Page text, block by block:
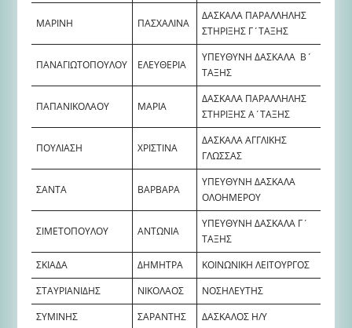
ΜΑΡΙΝΗ ΠΑΣΧΑΛΙΝΑ
ΔΑΣΚΑΛΑ ΠΑΡΑΛΛΗΛΗΣ
ΣΤΗΡΙΞΗΣ Γ΄ΤΑΞΗΣ
ΠΑΝΑΓΙΩΤΟΠΟΥΛΟΥ ΕΛΕΥΘΕΡΙΑ
ΥΠΕΥΘΥΝΗ ΔΑΣΚΑΛΑ Β΄
ΤΑΞΗΣ
ΠΑΠΑΝΙΚΟΛΑΟΥ ΜΑΡΙΑ
ΔΑΣΚΑΛΑ ΠΑΡΑΛΛΗΛΗΣ
ΣΤΗΡΙΞΗΣ Α΄ΤΑΞΗΣ
ΠΟΥΛΙΑΣΗ ΧΡΙΣΤΙΝΑ
ΔΑΣΚΑΛΑ ΑΓΓΛΙΚΗΣ
ΓΛΩΣΣΑΣ
ΣΑΝΤΑ ΒΑΡΒΑΡΑ
ΥΠΕΥΘΥΝΗ ΔΑΣΚΑΛΑ
ΟΛΟΗΜΕΡΟΥ
ΣΙΜΕΤΟΠΟΥΛΟΥ ΑΝΤΩΝΙΑ
ΥΠΕΥΘΥΝΗ ΔΑΣΚΑΛΑ Γ΄
ΤΑΞΗΣ
ΣΚΙΑΔΑ
ΔΗΜΗΤΡΑ
ΚΟΙΝΩΝΙΚΗ ΛΕΙΤΟΥΡΓΟΣ
ΣΤΑΥΡΙΑΝΙΔΗΣ
ΝΙΚΟΛΑΟΣ
ΝΟΣΗΛΕΥΤΗΣ
ΣΥΜΙΝΗΣ
ΣΑΡΑΝΤΗΣ ΔΑΣΚΑΛΟΣ Η/Υ